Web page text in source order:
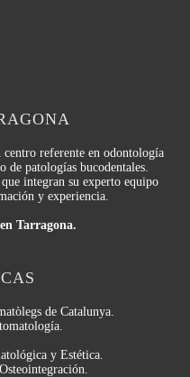
referente en odontología
de patologías bucodentales.
integran su experto equipo
y experiencia.
Tarragona.
de Catalunya.
y Estética.